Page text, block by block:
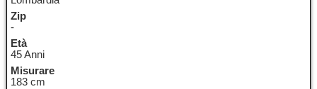
Zip
-
Età
45 Anni
Misurare
183 cm